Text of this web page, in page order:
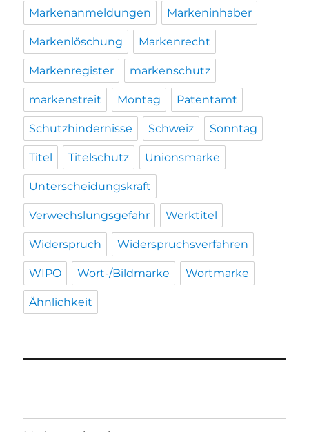
Markenanmeldungen Markeninhaber
Markenlöschung Markenrecht
Markenregister markenschutz
markenstreit Montag Patentamt
Schutzhindernisse Schweiz Sonntag
Titel Titelschutz Unionsmarke
Unterscheidungskraft
Verwechslungsgefahr Werktitel
Widerspruch Widerspruchsverfahren
WIPO Wort-/Bildmarke Wortmarke
Ähnlichkeit